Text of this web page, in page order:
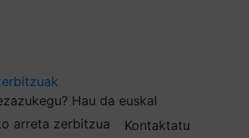
Hau da euskal
arreta zerbitzua
Kontaktatu